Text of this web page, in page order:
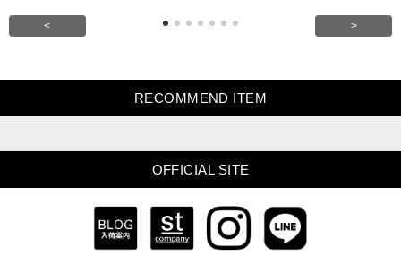
< >
RECOMMEND ITEM
OFFICIAL SITE